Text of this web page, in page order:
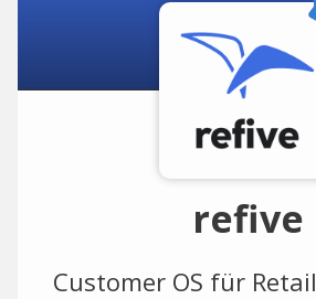
refive
Customer OS für Retail